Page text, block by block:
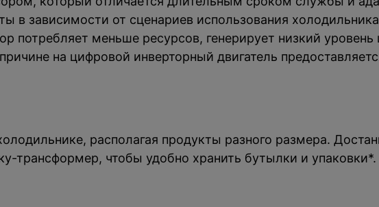
в зависимости от сценариев использования
потребляет меньше ресурсов, генерирует низкий
на цифровой инверторный двигатель
располагая продукты разного размера.
трансформер, чтобы удобно хранить бутылки и упаковки*.